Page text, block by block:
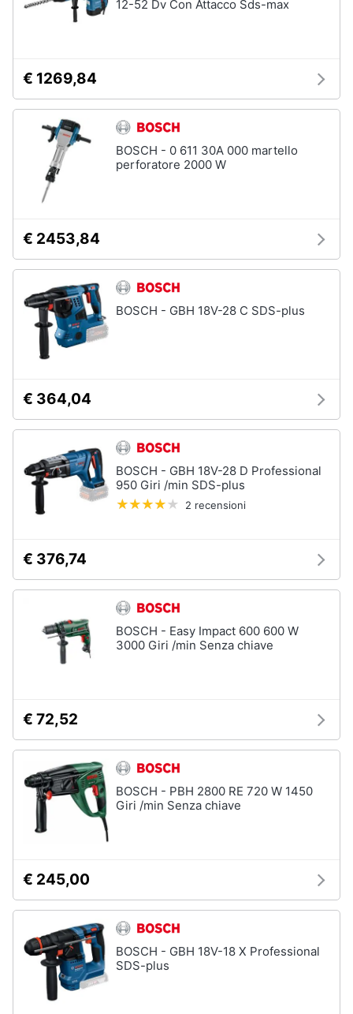
12-52 Dv Con Attacco Sds-max
€ 1269,84
BOSCH - 0 611 30A 000 martello
perforatore 2000 W
€ 2453,84
BOSCH - GBH 18V-28 C SDS-plus
€ 364,04
BOSCH - GBH 18V-28 D Professional
950 Giri /min SDS-plus
2 recensioni
€ 376,74
BOSCH - Easy Impact 600 600 W
3000 Giri /min Senza chiave
€ 72,52
BOSCH - PBH 2800 RE 720 W 1450
Giri /min Senza chiave
€ 245,00
BOSCH - GBH 18V-18 X Professional
SDS-plus